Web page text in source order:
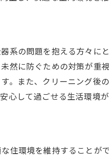
系の問題を抱える方々に
に防ぐための対策が重視
。また、クリーニング後
して過ごせる生活環境が
環境を維持することがで